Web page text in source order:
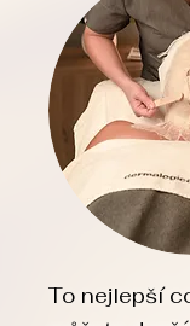
To nejlepší